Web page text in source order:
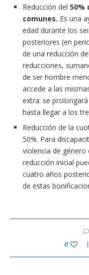
Reducción del 50%
comunes. Es una
edad durante los
posteriores (en
de una reducción
reducciones,
de ser hombre
accede a las
extra: se
hasta llegar a los
Reducción de la
50%. Para
violencia de
reducción inicial
cuatro años
de estas
0